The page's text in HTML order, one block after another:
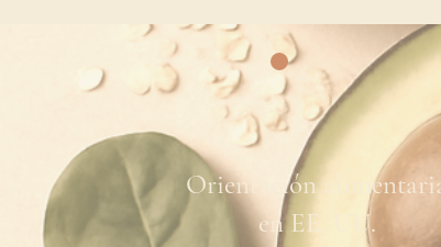
Orientación
en EE. UU.